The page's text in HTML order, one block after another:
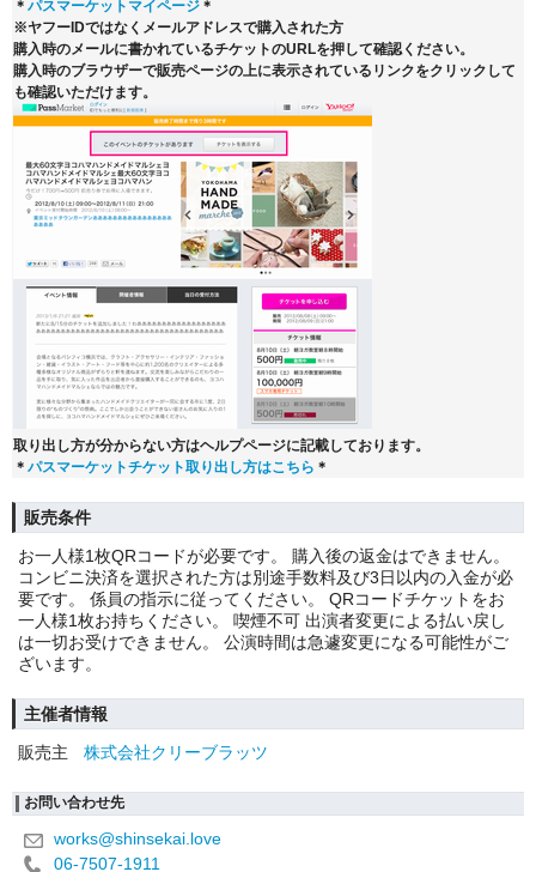
＊ パスマーケットマイページ ＊
※ヤフーIDではなくメールアドレスで購入された方
購入時のメールに書かれているチケットのURLを押して確認ください。
購入時のブラウザーで販売ページの上に表示されているリンクをクリックして
も確認いただけます。
取り出し方が分からない方はヘルプページに記載しております。
＊ パスマーケットチケット取り出し方はこちら ＊
販売条件
お一人様1枚QRコードが必要です。 購入後の返金はできません。
コンビニ決済を選択された方は別途手数料及び3日以内の入金が必
要です。 係員の指示に従ってください。 QRコードチケットをお
一人様1枚お持ちください。 喫煙不可 出演者変更による払い戻し
は一切お受けできません。 公演時間は急遽変更になる可能性がご
ざいます。
主催者情報
販売主
株式会社クリーブラッツ
お問い合わせ先
works@shinsekai.love
06-7507-1911